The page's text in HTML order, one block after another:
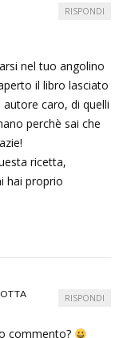
nel tuo angolino
il libro lasciato
caro, di quelli
perchè sai che
ricetta,
hai proprio
RISPONDI
commento?
RISPONDI